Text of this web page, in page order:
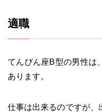
適職
てんびん座B型の男性は
あります。
仕事は出来るのですが、